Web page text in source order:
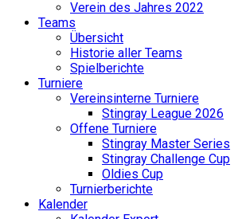
Verein des Jahres 2022
Teams
Übersicht
Historie aller Teams
Spielberichte
Turniere
Vereinsinterne Turniere
Stingray League 2026
Offene Turniere
Stingray Master Series
Stingray Challenge Cup
Oldies Cup
Turnierberichte
Kalender